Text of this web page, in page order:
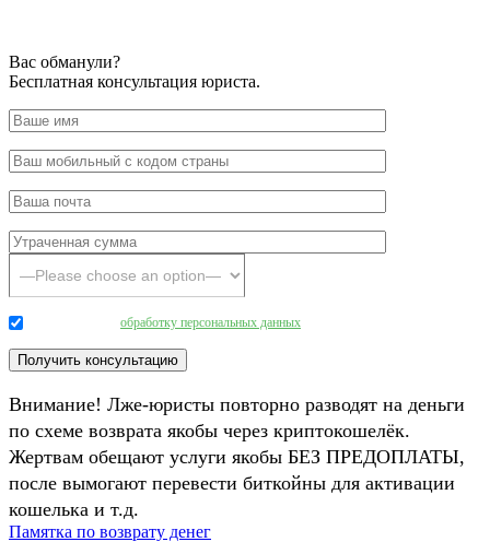
Вас обманули?
Бесплатная консультация юриста.
обработку персональных данных
Внимание! Лже-юристы повторно разводят на деньги
по схеме возврата якобы через криптокошелёк.
Жертвам обещают услуги якобы БЕЗ ПРЕДОПЛАТЫ,
после вымогают перевести биткойны для активации
кошелька и т.д.
Памятка по возврату денег